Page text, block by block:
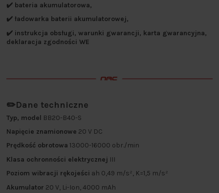
✔️ bateria akumulatorowa,
✔️ ładowarka baterii akumulatorowej,
✔️ instrukcja obsługi, warunki gwarancji, karta gwarancyjna,
deklaracja zgodności WE
✏️Dane techniczne
Typ, model BB20-B40-S
Napięcie znamionowe 20 V DC
Prędkość obrotowa 13000-16000 obr./min
Klasa ochronności elektrycznej III
Poziom wibracji rękojeści ah 0,49 m/s², K=1,5 m/s²
Akumulator 20 V, Li-Ion, 4000 mAh